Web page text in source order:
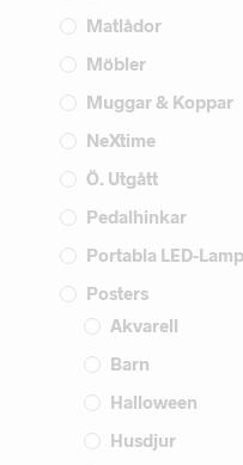
Matlådor
Möbler
Muggar & Koppar
NeXtime
Ö. Utgått
Pedalhinkar
Portabla LED-
Posters
Akvarell
Barn
Halloween
Husdjur